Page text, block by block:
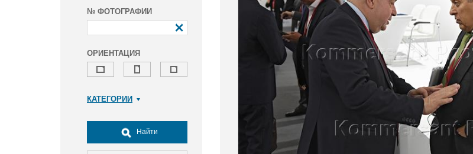
№ ФОТОГРАФИИ
ОРИЕНТАЦИЯ
КАТЕГОРИИ
Досуг, туризм и отдых
Культура
Найти